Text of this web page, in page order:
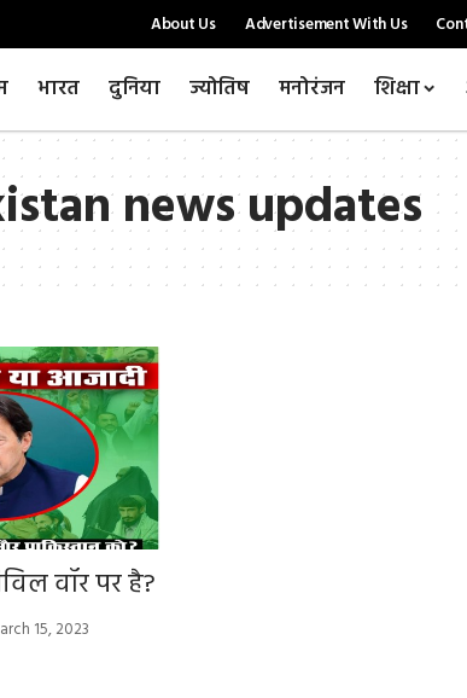
About Us Advertisement With Us
भारत दुनिया ज्योतिष मनोरंजन शिक्षा
news updates
वॉर पर है?
15, 2023